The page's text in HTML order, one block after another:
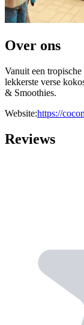
Over ons
Vanuit een
lekkerste verse
& Smoothies.
Website:https://
Reviews